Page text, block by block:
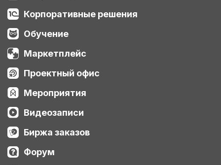
Корпоративные решения
Обучение
Маркетплейс
Проектный офис
Мероприятия
Видеозаписи
Биржа заказов
Форум